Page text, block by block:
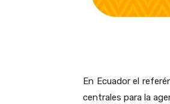
En Ecuador el
centrales para la